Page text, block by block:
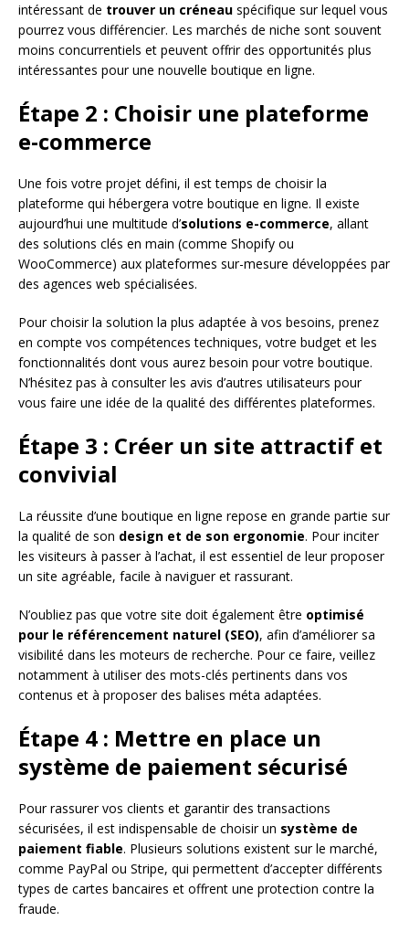
intéressant de trouver un créneau spécifique sur lequel vous
pourrez vous différencier. Les marchés de niche sont souvent
moins concurrentiels et peuvent offrir des opportunités plus
intéressantes pour une nouvelle boutique en ligne.
Étape 2 : Choisir une plateforme
e-commerce
Une fois votre projet défini, il est temps de choisir la
plateforme qui hébergera votre boutique en ligne. Il existe
aujourd’hui une multitude d’solutions e-commerce, allant
des solutions clés en main (comme Shopify ou
WooCommerce) aux plateformes sur-mesure développées par
des agences web spécialisées.
Pour choisir la solution la plus adaptée à vos besoins, prenez
en compte vos compétences techniques, votre budget et les
fonctionnalités dont vous aurez besoin pour votre boutique.
N’hésitez pas à consulter les avis d’autres utilisateurs pour
vous faire une idée de la qualité des différentes plateformes.
Étape 3 : Créer un site attractif et
convivial
La réussite d’une boutique en ligne repose en grande partie sur
la qualité de son design et de son ergonomie. Pour inciter
les visiteurs à passer à l’achat, il est essentiel de leur proposer
un site agréable, facile à naviguer et rassurant.
N’oubliez pas que votre site doit également être optimisé
pour le référencement naturel (SEO), afin d’améliorer sa
visibilité dans les moteurs de recherche. Pour ce faire, veillez
notamment à utiliser des mots-clés pertinents dans vos
contenus et à proposer des balises méta adaptées.
Étape 4 : Mettre en place un
système de paiement sécurisé
Pour rassurer vos clients et garantir des transactions
sécurisées, il est indispensable de choisir un système de
paiement fiable. Plusieurs solutions existent sur le marché,
comme PayPal ou Stripe, qui permettent d’accepter différents
types de cartes bancaires et offrent une protection contre la
fraude.